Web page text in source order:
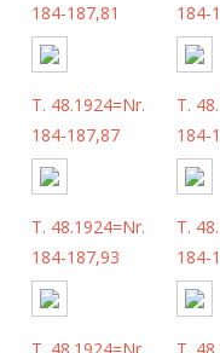
184-187,81
184-
T. 48.1924=Nr.
184-187,87
T.
184-
T. 48.1924=Nr.
184-187,93
T.
184-
T. 48.1924=Nr. T.